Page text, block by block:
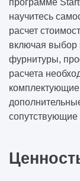
научитесь
расчет
включая выбор
фурнитуры,
расчета
сопутствующие